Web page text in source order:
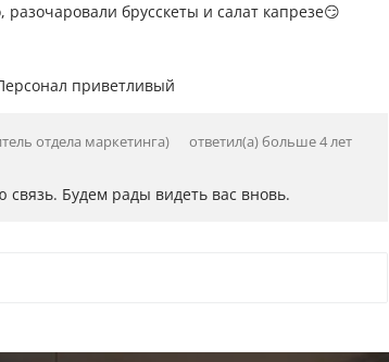
брусскеты и салат капрезе😏
приветливый
отдела маркетинга)
ответил(а) больше 4 лет
Будем рады видеть вас вновь.